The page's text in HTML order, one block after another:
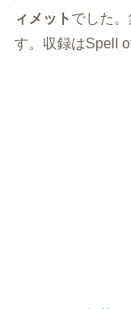
ィメット でした
す。収録はSpell